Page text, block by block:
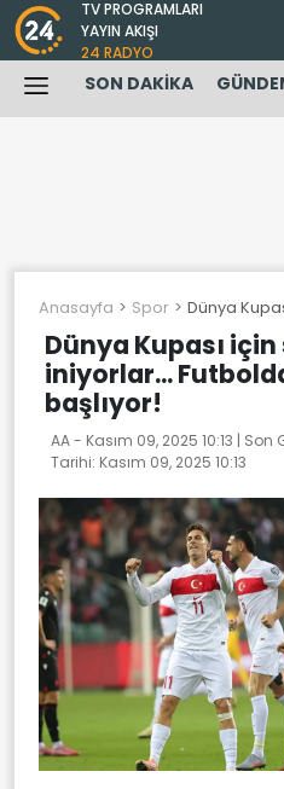
TV PROGRAMLARI
YAYIN AKIŞI
24 RADYO
SON DAKİKA
Anasayfa Spor Dünya
Dünya Kupası
iniyorlar...
başlıyor!
AA - Kasım 09, 2025 10:13 | Son
Tarihi: Kasım 09, 2025 10:13